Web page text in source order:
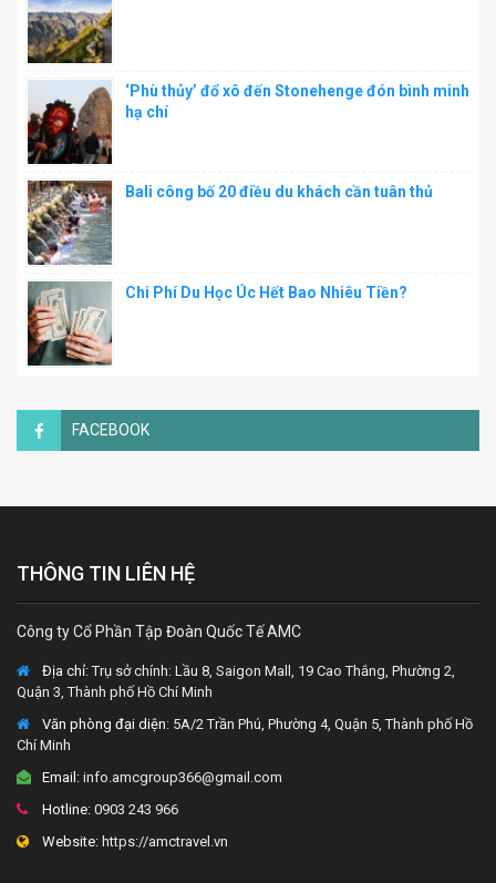
‘Phù thủy’ đổ xô đến Stonehenge đón bình minh
hạ chí
Bali công bố 20 điều du khách cần tuân thủ
Chi Phí Du Học Úc Hết Bao Nhiêu Tiền?
FACEBOOK
THÔNG TIN LIÊN HỆ
Công ty Cổ Phần Tập Đoàn Quốc Tế AMC
Địa chỉ:Trụ sở chính: Lầu 8, Saigon Mall, 19 Cao Thắng, Phường 2,
Quận 3, Thành phố Hồ Chí Minh
Văn phòng đại diện: 5A/2 Trần Phú, Phường 4, Quận 5, Thành phố Hồ
Chí Minh
Email: info.amcgroup366@gmail.com
Hotline: 0903 243 966
Website: https://amctravel.vn